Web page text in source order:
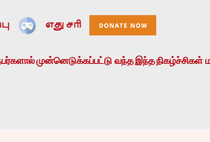
எது சரி
முன்னெடுக்கப்பட்டு வந்த இந்த நிகழ்ச்சிகள்